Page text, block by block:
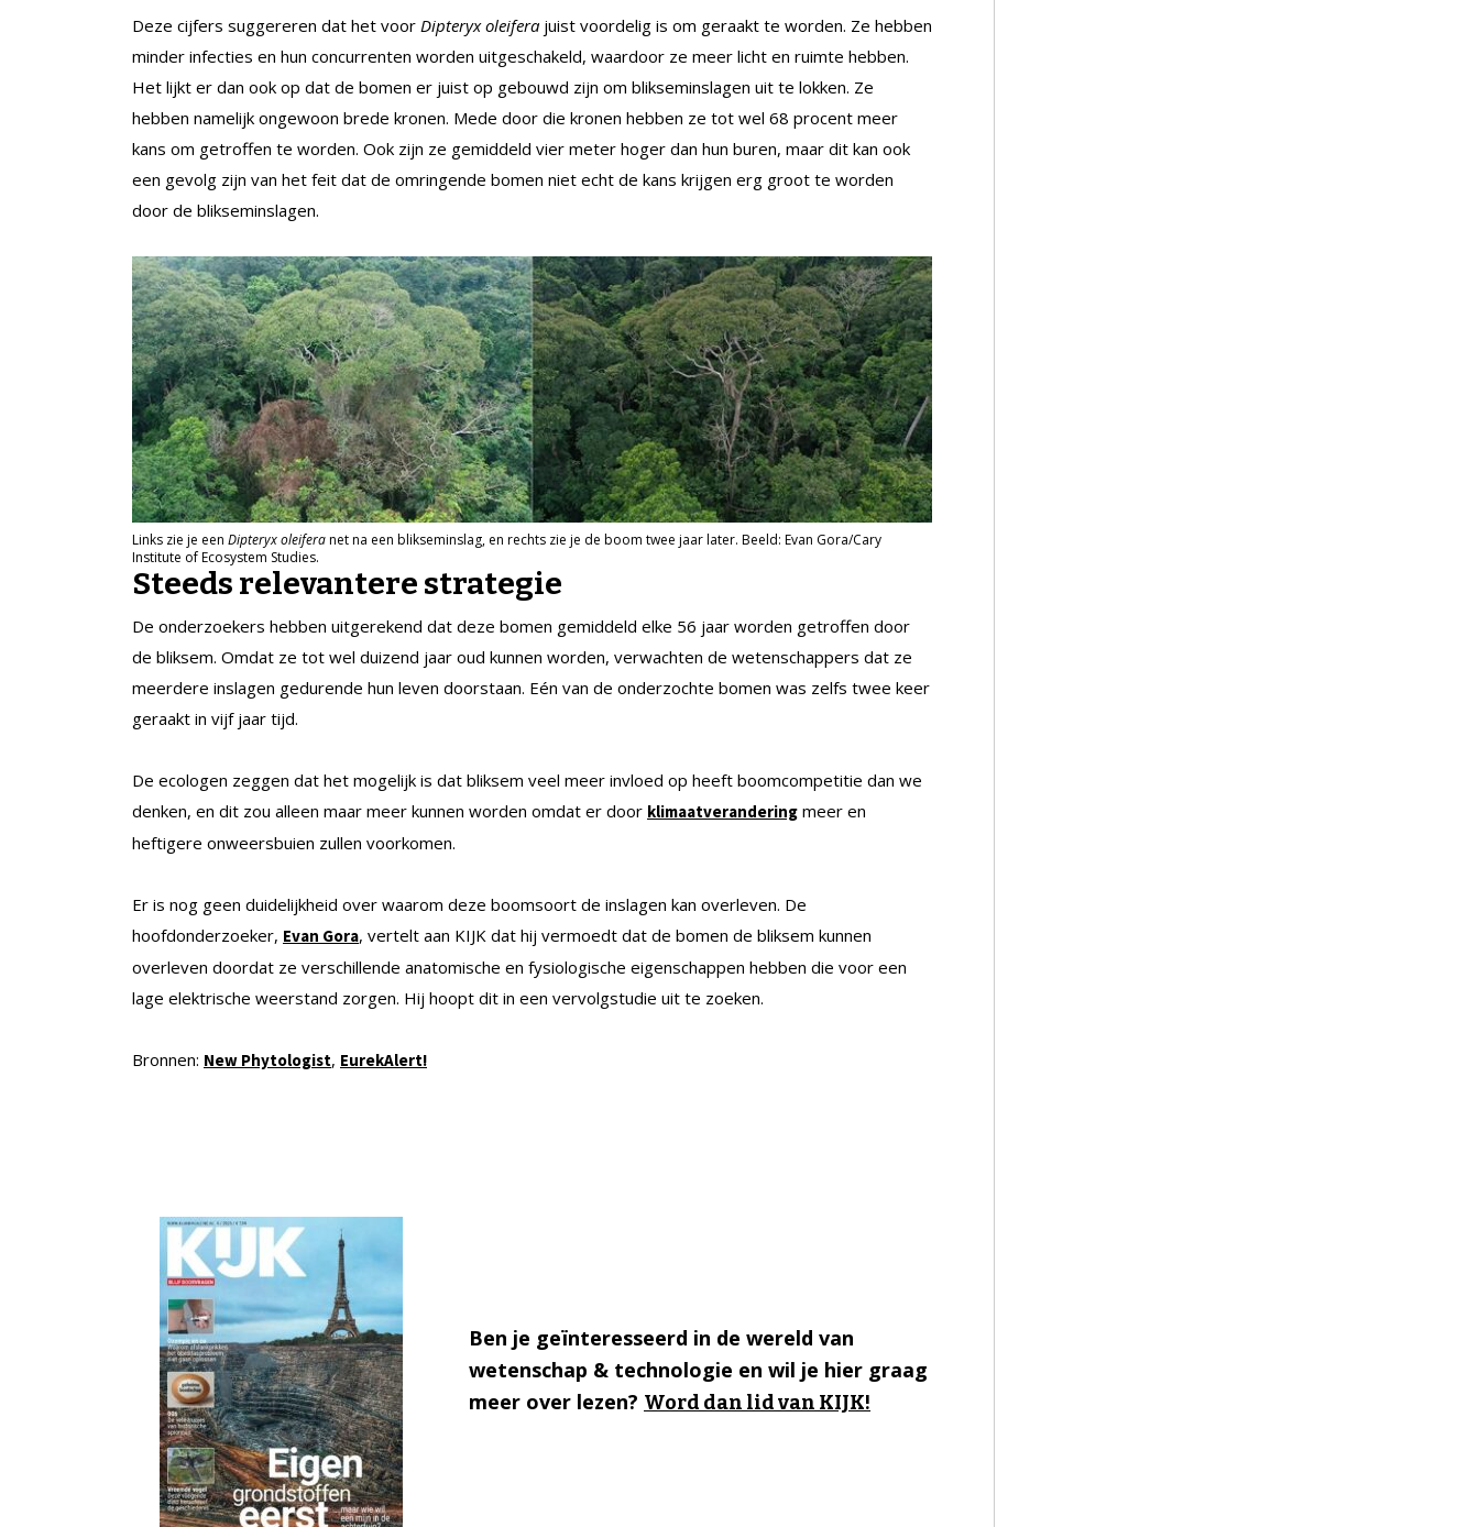
Deze cijfers suggereren dat het voor Dipteryx oleifera juist voordelig is om geraakt te worden. Ze hebben
minder infecties en hun concurrenten worden uitgeschakeld, waardoor ze meer licht en ruimte hebben.
Het lijkt er dan ook op dat de bomen er juist op gebouwd zijn om blikseminslagen uit te lokken. Ze
hebben namelijk ongewoon brede kronen. Mede door die kronen hebben ze tot wel 68 procent meer
kans om getroffen te worden. Ook zijn ze gemiddeld vier meter hoger dan hun buren, maar dit kan ook
een gevolg zijn van het feit dat de omringende bomen niet echt de kans krijgen erg groot te worden
door de blikseminslagen.
Links zie je een Dipteryx oleiferanet na een blikseminslag, en rechts zie je de boom twee jaar later. Beeld: Evan Gora/Cary
Institute of Ecosystem Studies.
Steeds relevantere strategie
De onderzoekers hebben uitgerekend dat deze bomen gemiddeld elke 56 jaar worden getroffen door
de bliksem. Omdat ze tot wel duizend jaar oud kunnen worden, verwachten de wetenschappers dat ze
meerdere inslagen gedurende hun leven doorstaan. Eén van de onderzochte bomen was zelfs twee keer
geraakt in vijf jaar tijd.
De ecologen zeggen dat het mogelijk is dat bliksem veel meer invloed op heeft boomcompetitie dan we
denken, en dit zou alleen maar meer kunnen worden omdat er door klimaatverandering meer en
heftigere onweersbuien zullen voorkomen.
Er is nog geen duidelijkheid over waarom deze boomsoort de inslagen kan overleven. De
hoofdonderzoeker, Evan Gora, vertelt aan KIJK dat hij vermoedt dat de bomen de bliksem kunnen
overleven doordat ze verschillende anatomische en fysiologische eigenschappen hebben die voor een
lage elektrische weerstand zorgen. Hij hoopt dit in een vervolgstudie uit te zoeken.
Bronnen: New Phytologist, EurekAlert!
Ben je geïnteresseerd in de wereld van
wetenschap & technologie en wil je hier graag
meer over lezen? Word dan lid van KIJK!